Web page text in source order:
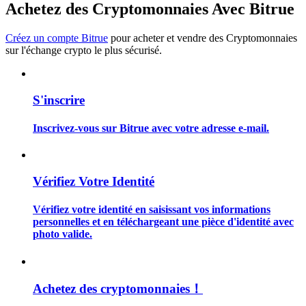
Guide de démarrage des contrats à terme
Stratégies de trading
Achetez des Cryptomonnaies Avec Bitrue
Créez un compte Bitrue pour acheter et vendre des Cryptomonnaies
sur l'échange crypto le plus sécurisé.
S'inscrire
Inscrivez-vous sur Bitrue avec votre adresse e-mail.
Vérifiez Votre Identité
Vérifiez votre identité en saisissant vos informations
personnelles et en téléchargeant une pièce d'identité avec
photo valide.
Achetez des cryptomonnaies！